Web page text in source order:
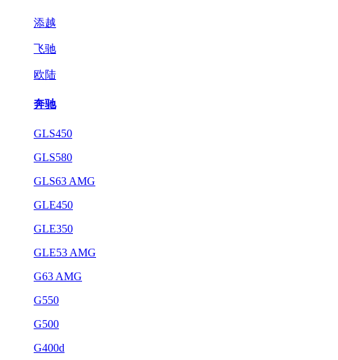
添越
飞驰
欧陆
奔驰
GLS450
GLS580
GLS63 AMG
GLE450
GLE350
GLE53 AMG
G63 AMG
G550
G500
G400d